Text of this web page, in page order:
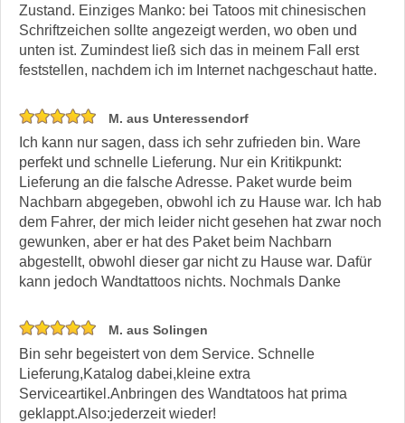
Zustand. Einziges Manko: bei Tatoos mit chinesischen
Schriftzeichen sollte angezeigt werden, wo oben und
unten ist. Zumindest ließ sich das in meinem Fall erst
feststellen, nachdem ich im Internet nachgeschaut hatte.
M. aus Unteressendorf
Ich kann nur sagen, dass ich sehr zufrieden bin. Ware
perfekt und schnelle Lieferung. Nur ein Kritikpunkt:
Lieferung an die falsche Adresse. Paket wurde beim
Nachbarn abgegeben, obwohl ich zu Hause war. Ich hab
dem Fahrer, der mich leider nicht gesehen hat zwar noch
gewunken, aber er hat des Paket beim Nachbarn
abgestellt, obwohl dieser gar nicht zu Hause war. Dafür
kann jedoch Wandtattoos nichts. Nochmals Danke
M. aus Solingen
Bin sehr begeistert von dem Service. Schnelle
Lieferung,Katalog dabei,kleine extra
Serviceartikel.Anbringen des Wandtatoos hat prima
geklappt.Also:jederzeit wieder!